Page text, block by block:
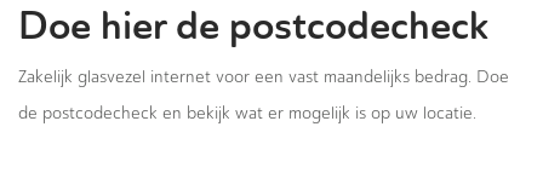
Doe hier de postcodecheck
Zakelijk glasvezel internet voor een vast maandelijks bedrag. Doe
de postcodecheck en bekijk wat er mogelijk is op uw locatie.